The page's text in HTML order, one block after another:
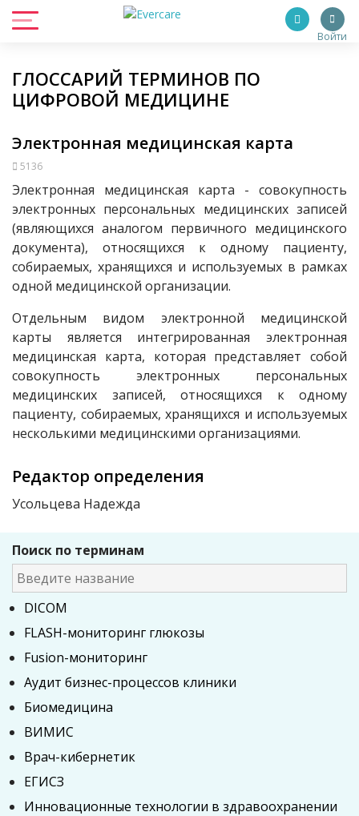
Войти
ГЛОССАРИЙ ТЕРМИНОВ ПО
ЦИФРОВОЙ МЕДИЦИНЕ
Поиск по терминам
DICOM
FLASH-мониторинг глюкозы
Fusion-мониторинг
Аудит бизнес-процессов клиники
Биомедицина
ВИМИС
Врач-кибернетик
ЕГИСЗ
Инновационные технологии в здравоохранении
Электронная медицинская карта
5136
Электронная медицинская карта - совокупность
электронных персональных медицинских записей
(являющихся аналогом первичного медицинского
документа), относящихся к одному пациенту,
собираемых, хранящихся и используемых в рамках
одной медицинской организации.
Отдельным видом электронной медицинской
карты является интегрированная электронная
медицинская карта, которая представляет собой
совокупность электронных персональных
медицинских записей, относящихся к одному
пациенту, собираемых, хранящихся и используемых
несколькими медицинскими организациями.
Редактор определения
Усольцева Надежда